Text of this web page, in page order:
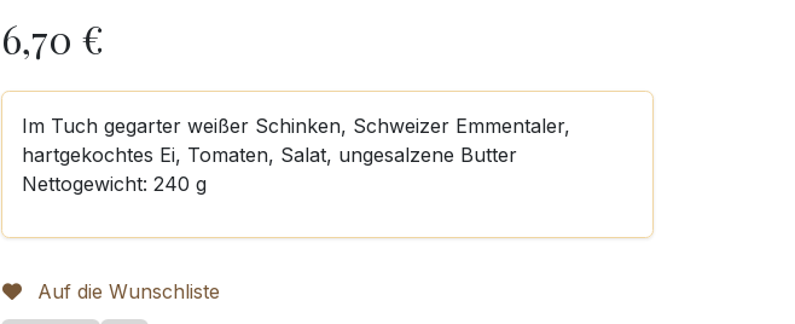
6,70 €
Im Tuch gegarter weißer Schinken, Schweizer Emmentaler,
hartgekochtes Ei, Tomaten, Salat, ungesalzene Butter
Nettogewicht: 240 g
Auf die Wunschliste